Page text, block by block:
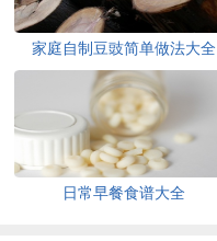
家庭自制豆豉简单做法大全
日常早餐食谱大全